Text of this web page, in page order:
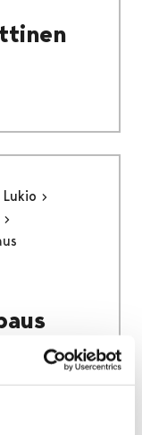
Lukio